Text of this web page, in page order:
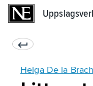
Helga De la